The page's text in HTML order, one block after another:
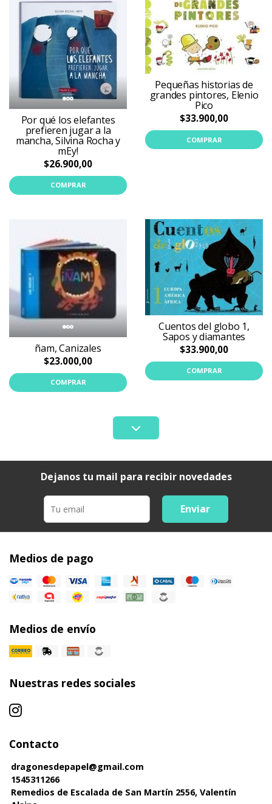
Por qué los elefantes
prefieren jugar a la
mancha, Silvina Rocha y
mEy!
$26.900,00
COMPRAR
Pequeñas historias de
grandes pintores, Elenio
Pico
$33.900,00
COMPRAR
ñam, Canizales
$23.000,00
COMPRAR
Cuentos del globo 1,
Sapos y diamantes
$33.900,00
COMPRAR
Dejanos tu mail para recibir novedades
Enviar
Medios de pago
Medios de envío
Nuestras redes sociales
Contacto
dragonesdepapel@gmail.com
1545311266
Remedios de Escalada de San Martín 2556, Valentín